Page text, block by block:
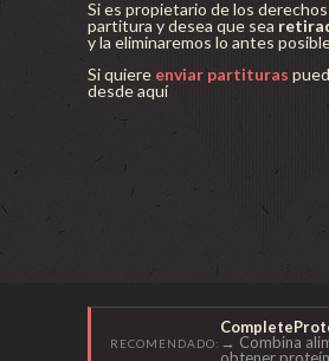
Si es propietario de los
partitura y desea que sea
y la eliminaremos lo antes
Si quiere enviar partituras
desde aquí
RECOMENDADO: → Combina